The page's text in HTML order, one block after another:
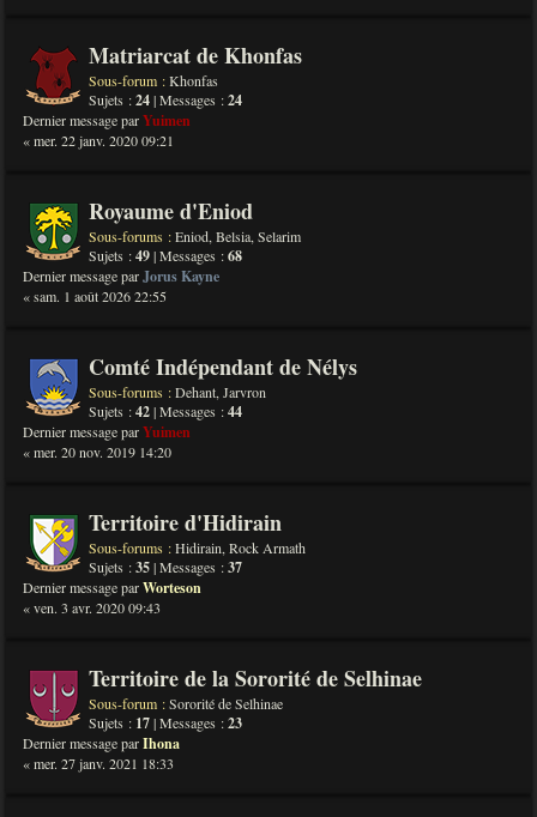
Matriarcat de Khonfas
Sous-forum :Khonfas
Sujets :24| Messages :24
Dernier message parYuimen
« mer. 22 janv. 2020 09:21
Royaume d'Eniod
Sous-forums :Eniod, Belsia, Selarim
Sujets :49| Messages :68
Dernier message parJorus Kayne
« sam. 1 août 2026 22:55
Comté Indépendant de Nélys
Sous-forums :Dehant, Jarvron
Sujets :42| Messages :44
Dernier message parYuimen
« mer. 20 nov. 2019 14:20
Territoire d'Hidirain
Sous-forums :Hidirain, Rock Armath
Sujets :35| Messages :37
Dernier message parWorteson
« ven. 3 avr. 2020 09:43
Territoire de la Sororité de Selhinae
Sous-forum :Sororité de Selhinae
Sujets : 17| Messages :23
Dernier message parIhona
« mer. 27 janv. 2021 18:33